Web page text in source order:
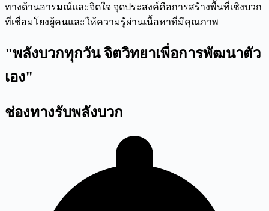
ทางด้านอารมณ์และจิตใจ จุดประสงค์คือการสร้างพื้นที่เชิงบวก
ที่เชื่อมโยงผู้คนและให้ความรู้ผ่านเนื้อหาที่มีคุณภาพ
"พลังบวกทุกวัน จิตวิทยาเพื่อการพัฒนาตัว
เอง"
ช่องทางรับพลังบวก